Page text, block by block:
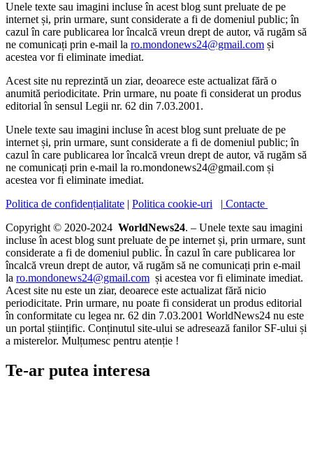
Unele texte sau imagini incluse în acest blog sunt preluate de pe
internet și, prin urmare, sunt considerate a fi de domeniul public; în
cazul în care publicarea lor încalcă vreun drept de autor, vă rugăm să
ne comunicați prin e-mail la ro.mondonews24@gmail.com și
acestea vor fi eliminate imediat.
Acest site nu reprezintă un ziar, deoarece este actualizat fără o
anumită periodicitate. Prin urmare, nu poate fi considerat un produs
editorial în sensul Legii nr. 62 din 7.03.2001.
Unele texte sau imagini incluse în acest blog sunt preluate de pe
internet și, prin urmare, sunt considerate a fi de domeniul public; în
cazul în care publicarea lor încalcă vreun drept de autor, vă rugăm să
ne comunicați prin e-mail la ro.mondonews24@gmail.com și
acestea vor fi eliminate imediat.
Politica de confidențialitate | Politica cookie-uri | Contacte
Copyright © 2020-2024 WorldNews24. – Unele texte sau imagini
incluse în acest blog sunt preluate de pe internet și, prin urmare, sunt
considerate a fi de domeniul public. În cazul în care publicarea lor
încalcă vreun drept de autor, vă rugăm să ne comunicați prin e-mail
la ro.mondonews24@gmail.com și acestea vor fi eliminate imediat.
Acest site nu este un ziar, deoarece este actualizat fără nicio
periodicitate. Prin urmare, nu poate fi considerat un produs editorial
în conformitate cu legea nr. 62 din 7.03.2001 WorldNews24 nu este
un portal științific. Conținutul site-ului se adresează fanilor SF-ului și
a misterelor. Mulțumesc pentru atenție !
Te-ar putea interesa